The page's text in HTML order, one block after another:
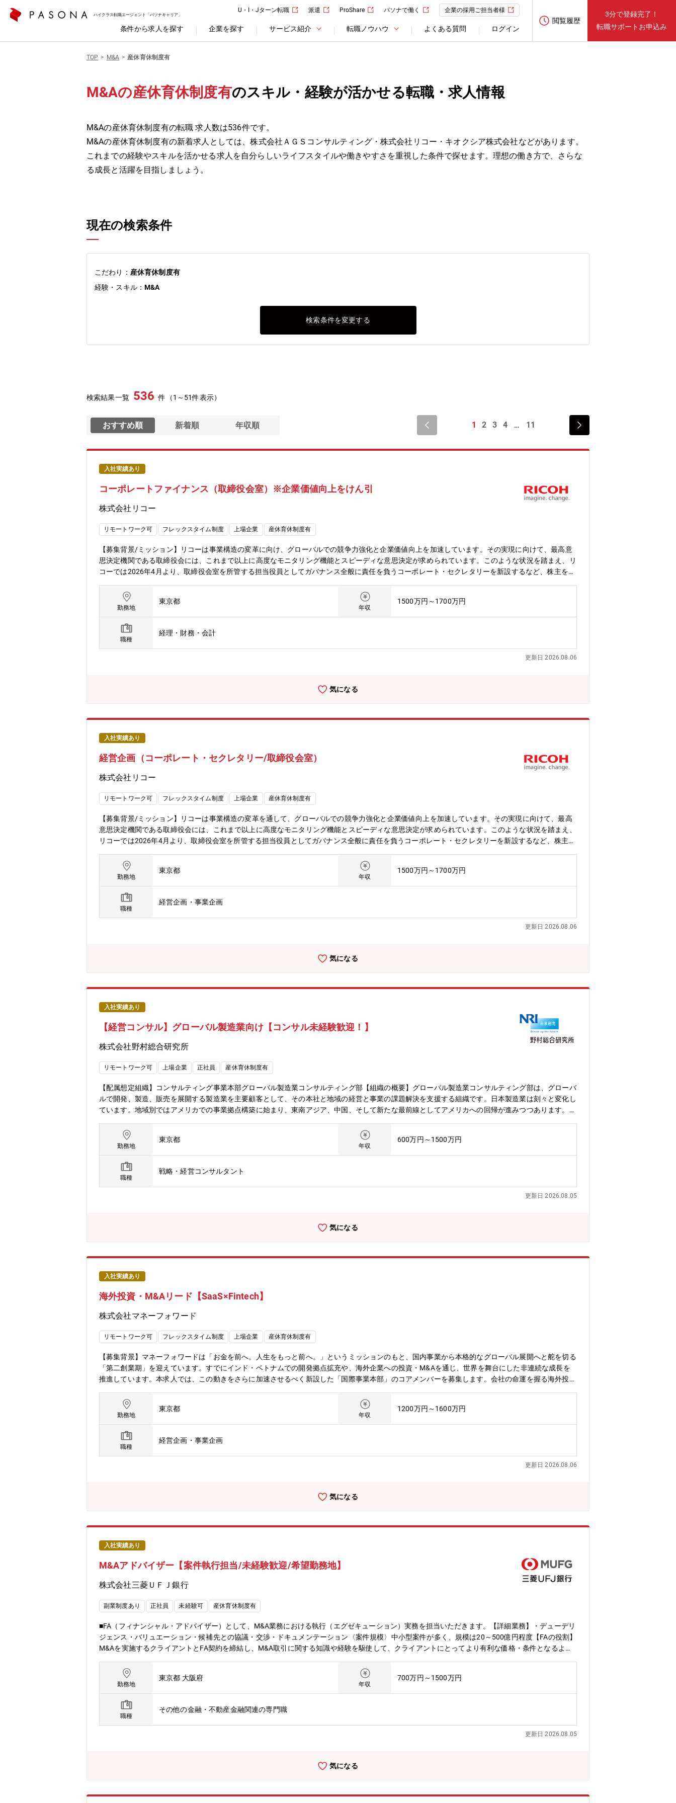
ハイクラス転職エージェント「パソナキャリア」
U・I・Jターン転職 派遣 ProShare パソナで働く 企業の採用ご担当者様
条件から求人を探す 企業を探す サービス紹介 転職ノウハウ よくある質問 ログイン
閲覧履歴
3分で登録完了！
転職サポートお申込み
TOP M&A 産休育休制度有
M&Aの産休育休制度有のスキル・経験が活かせる転職・求人情報
M&Aの産休育休制度有の転職 求人数は536件です。
M&Aの産休育休制度有の新着求人としては、株式会社ＡＧＳコンサルティング・株式会社リコー・キオクシア株式会社などがあります。
これまでの経験やスキルを活かせる求人を自分らしいライフスタイルや働きやすさを重視した条件で探せます。理想の働き方で、さらな
る成長と活躍を目指しましょう。
現在の検索条件
こだわり： 産休育休制度有
経験・スキル：M&A
検索条件を変更する
検索結果一覧 536 件（1～51件表示）
おすすめ順 新着順 年収順 1 2 3 4 11
入社実績あり
コーポレートファイナンス（取締役会室）※企業価値向上をけん引
株式会社リコー
リモートワーク可 フレックスタイム制度 上場企業 産休育休制度有
【募集背景/ミッション】リコーは事業構造の変革に向け、グローバルでの競争力強化と企業価値向上を加速しています。その実現に向けて、最高意
思決定機関である取締役会には、これまで以上に高度なモニタリング機能とスピーディな意思決定が求められています。このような状況を踏まえ、リ
コーでは2026年4月より、取締役会室を所管する担当役員としてガバナンス全般に責任を負うコーポレート・セクレタリーを新設するなど、株主を始
計・財務、企業価値算定、事業評価、収益分析など）分野の専門職を増強するものです。企業価値評価や会計基準、ファイナンス理論などの高い専門
性を活かし、経営の高度化と企業価値の最大化に直結する経営体制・ガバナンス体制を共に創り上げる意欲ある方をお迎えしたいと考えています。＜
部署の業務内容＞資本市場におけるコーポレート・ガバナンスの継続的な高度化が求められており、以下を主とした職務としますが、業務範囲はコー
ポレート・セクレタリー機能全般の範囲になります。・企業価値向上に資するコーポレート・ガバナンスの推進・株主・投資家の要望を反映した取締
役会の企画・運営・企業価値向上に向けた取締役会の取り組みの支援・資本市場と取締役会の双方のコミュケーション支援・財務分析・企業価値評価
による監督支援・執行との連携による重要経営課題への対応・IR/SR部門との連携、適切な情報開示＜関連URL＞・リコーのコーポレートガバナンスh
ttps://jp.ricoh.com/governance/governance【職務内容】コーポレートファイナンス領域のエキスパートとして、以下の実現のためコーポレート・セ
としたステークホルダーの期待や懸念を的確に反映し、ガバナンスや経営の意思決定に反映していく。・経営力強化につながる監督機能の高度化を図
社の企業価値向上をダイレクトに牽引する経験は、プロフェッショナルとしての市場価値を飛躍的に高めます。・取締役会室は少数精鋭の組織であ
ントを行いながらフレキシブルに働くことができる環境があります。＜入社後のキャリアパス＞・入社後は、取締役会室のファイナンスエキスパート
として、評価・分析の実務全般をリードしていただきます。・将来的には、組織マネージャー、ファイナンスの専門家として、社内の経営企画や経
理・財務、投資関連等への異動も検討される範囲です。＜働き方について＞準備期間を含め株主総会の時期（3～5月頃）は繁忙期となりますが、11
月～1月を中心に閑散期となり、年間を通じて繁閑のメリハリがある環境です。【組織構成】・取締役会室：14名・うちガバナンス推進部：3名・30
才台後半から50才台を中心に幅広い年代が在籍・男性：女性＝5：5・キャリア採用でご入社した方も活躍中
勤務地
東京都
年収
1500万円～1700万円
職種
経理・財務・会計
更新日 2026.08.06
気になる
入社実績あり
経営企画（コーポレート・セクレタリー/取締役会室）
株式会社リコー
リモートワーク可 フレックスタイム制度 上場企業 産休育休制度有
【募集背景/ミッション】リコーは事業構造の変革を通して、グローバルでの競争力強化と企業価値向上を加速しています。その実現に向けて、最高
意思決定機関である取締役会には、これまで以上に高度なモニタリング機能とスピーディな意思決定が求められています。このような状況を踏まえ、
リコーでは2026年4月より、取締役会室を所管する担当役員としてガバナンス全般に責任を負うコーポレート・セクレタリーを新設するなど、株主を
針の決定などにおいて、その中核を担う経営企画（中期経営戦略、ポートフォリオ戦略、投資計画など）分野の専門職を増強するものです。企業経営
や経営戦略などに関する高い専門性を活かし、経営の高度化と企業価値の最大化に直結するガバナンス体制を共に創り上げる意欲ある方をお迎えした
いと考えています。＜部署の業務内容＞資本市場におけるコーポレート・ガバナンスの継続的な高度化が求められており、以下を主とした職務としま
すが、業務範囲はコーポレート・セクレタリー機能全般となります。・企業価値向上に資する取締役会による取り組みの支援・企業価値向上に資する
コーポレート・ガバナンスの推進・経営戦略の評価・および監督の支援・株主・投資家の要望を反映した取締役会の企画・運営・執行との連携による
重要経営課題への対応＜関連URL＞・リコーのコーポレートガバナンスhttps://jp.ricoh.com/governance/governance【職務内容】経営企画分野のエ
キスパートとして、以下の実現のためコーポレート・セクレタリー機能として推進いただきます。・経営・経営企画の専門性に基づき、取締役会室の
経営力強化につながる監督機能の高度化を図る。＜アピールポイント＞・当社はガバナンス、特にCEOの選解任などで、資本市場において高い評価を
を飛躍的に高めることができます。・取締役会室は少数精鋭の組織であり、一人ひとりの専門性に基づく裁量と貢献度が大きく、経営のリアルな意思
決定プロセスを間近で体感できる環境です。・事業会社の経営企画部門では携わることができないような、トップ企業を経験した社外取締役と直接コ
ミュニケーションをとりながら取締役会のサポートができるポジションです。・ご自身でタイムマネジメントを行いながらフレキシブルに働くことが
できる環境があります。＜入社後のキャリアパス＞・入社後は、取締役会室の経営企画分野エキスパートとして、評価・分析の実務全般をリードして
いただきます。・将来的には、組織マネージャー、経営企画の専門家として、社内の経営企画や事業企画、投資関連等への異動も検討される範囲で
す。＜働き方について＞準備期間を含め株主総会の時期（3～5月頃）は繁忙期となりますが、11月～1月を中心に閑散期となり、年間を通じて繁閑の
メリハリがある環境です。＜部署の構成＞・取締役会室：14名・うちガバナンス推進部：3名・30才台後半から50才台を中心に幅広い年代が在籍・男
性：女性＝5：5・キャリア採用でご入社した方も活躍中
勤務地
東京都
年収
1500万円～1700万円
職種
経営企画・事業企画
更新日 2026.08.06
気になる
入社実績あり
【経営コンサル】グローバル製造業向け【コンサル未経験歓迎！】
株式会社野村総合研究所
リモートワーク可 上場企業 正社員 産休育休制度有
【配属想定組織】コンサルティング事業本部グローバル製造業コンサルティング部【組織の概要】グローバル製造業コンサルティング部は、グローバ
ルで開発、製造、販売を展開する製造業を主要顧客として、その本社と地域の経営と事業の課題解決を支援する組織です。日本製造業は刻々と変化し
ています。地域別ではアメリカでの事業拠点構築に始まり、東南アジア、中国、そして新たな最前線としてアメリカへの回帰が進みつつあります。ま
は海外拠点と連携しながら、自動車、産業財、化学・素材といった産業別、モビリティサービス、製造業トランスフォーメーションといったテーマ別
の専門性を掛け合わせて、日本製造業の再生、再成長に戦略策定から実行支援までご支援していきます。【募集職種の期待役割】・専門分野での知見
を常に高めながら、クライアントファーストで特殊解（この時、この場所での一つだけの解）を導ける個性溢れるコンサルタントとしてご活躍頂くこ
とを期待します。【具体的な職務内容】(1)戦略コンサルティング： 競争環境の分析、クライアントの事業分析に基づき、経営・事業部門長に対
して戦略・アクションプランの提案を行います。(2)実行支援コンサルティング 事業パートナー探索やM&Aの実行支援、PoCの企画・実行など、戦
略の実行を支援します。(3)DX関連コンサルティング： デジタル技術やデータアナリティクスを活用し、新しいビジネスモデル構築したりオペレー
ションの高度化・効率化を御支援します。(4)対外発表： 産業のあるべき姿を描出し、論文の執筆や本の出版、NRI保有メディアを通したオピニオン
強化に向けた戦略策定・パートナー戦略の検討・産業財メーカーの中期経営計画策定・エレクトロニクスメーカーの生き残り戦略策定・特定事業の成
部門やDX部門、当社のITソリューション部門、グローバル拠点といった多様なチームとコワークし価値を創出することが推奨されており、多様な専
んでいく事が可能です。・コンサルティングプロジェクトだけでなく、顧客に常駐や出向といった形態で共同事業開発に取り組むなど、多様な機会が
勤務地
東京都
年収
600万円～1500万円
職種
戦略・経営コンサルタント
更新日 2026.08.05
気になる
入社実績あり
海外投資・M&Aリード【SaaS×Fintech】
株式会社マネーフォワード
リモートワーク可 フレックスタイム制度 上場企業 産休育休制度有
【募集背景】マネーフォワードは「お金を前へ。人生をもっと前へ。」というミッションのもと、国内事業から本格的なグローバル展開へと舵を切る
「第二創業期」を迎えています。すでにインド・ベトナムでの開発拠点拡充や、海外企業への投資・M&Aを通じ、世界を舞台にした非連続な成長を
推進しています。本求人では、この動きをさらに加速させるべく新設した「国際事業本部」のコアメンバーを募集します。会社の命運を握る海外投
ける投資およびM&Aの一連のプロセスにおいて、社内外のステークホルダーを巻き込みながら、自らプロジェクトを推進していただきます。■投資業
務における戦略立案およびDeal Flowの構築と実行・海外のスタートアップコミュニティや現地VCとのネットワークを開拓し、「良い投資案件が自然
と集まる仕組み・流れ」を構築・海外投資業務（投資先や他投資家との交渉、デューデリジェンス、契約書審査など）の推進・海外Group Joinを見据
えたリージョン別の投資戦略立案および、M&A実行フェーズ（交渉、DD、契約関連）のリード■投資後のバリューアップ・海外投資先に対する業績モ
ニタリング体制の構築・高度化（関係部署と連携）■M&Aにおける戦略立案、実行、およびPMI業務・海外M&A(Group Join）における戦略立案・実現
時の社内関係部署のリード、およびPMI業務の推進【ポジションの魅力】■会社の命運を握るダイナミックなディール経験会社の次なる成長の柱とな
るグローバル投資・Group Join戦略の中核を担い、未開拓の市場で数億～数十億円規模のディールを動かす圧倒的な手応えを感じることができます。
前へ。人生をもっと前へ。」という弊社の思想を、日本だけでなく世界に向けて体現していく最前線のポジションです。
勤務地
東京都
年収
1200万円～1600万円
職種
経営企画・事業企画
更新日 2026.08.06
気になる
入社実績あり
M&Aアドバイザー【案件執行担当/未経験歓迎/希望勤務地】
株式会社三菱ＵＦＪ銀行
副業制度あり 正社員 未経験可 産休育休制度有
■FA（フィナンシャル・アドバイザー）として、M&A業務における執行（エグゼキューション）実務を担当いただきます。【詳細業務】・デューデリ
ジェンス・バリュエーション・候補先との協議・交渉・ドキュメンテーション〈案件規模〉中小型案件が多く、規模は20～500億円程度【FAの役割】
M&Aを実施するクライアントとFA契約を締結し、M&A取引に関する知識や経験を駆使して、クライアントにとってより有利な価格・条件となるよう
担当80名＋海外勤務20名東名阪で5チーム（東京3・大阪・名古屋） クロスボーダー 2チーム（東京） -次長 4人 -チームヘッド 7人
-ディールヘッド 14～20人 -ディールメンバー 30～35人 【案件担当特徴】■MUFGのM&A業務の推進体制 MUFGのM&Aアドバイザリー
業務は、三菱UFJモルガンスタレー証券（ＭＵＭＳＳ、投資銀行本部）と三菱UFJ銀行コーポレート情報営業部財務開発室が担っています。案件内
容・状況・規模によりますが、上場企業の業界再編など大型案件はＭＵＭＳＳが、上場企業の中型カーブアウトや買収（クロスボーダーを含む）、中
小企業オーナーの売却案件は財務開発室が、概ね担当します。【入社後のイメージ】副担当（ディールメンバー）として3年程度経験し、その後主担
当（ディールヘッド）となるイメージです。M&A業務経験やパフォーマンス次第では1年経験ののちに2年目でディールヘッドを担当いただくことも
ございます。【働き方】■個人の事情に合わせた柔軟な働き方が可能です。・時間外労働などの労務管理は確りと運営され、安心して働ける環境とな
型案件は三菱UFJ銀行の財務開発室が主にFA業務を執行します。■財務開発室は、東・名・阪の各支店担当、営業本部（大企業）担当、クロスボーダ
勤務地
東京都 大阪府
年収
700万円～1500万円
職種
その他の金融・不動産金融関連の専門職
更新日 2026.08.05
気になる